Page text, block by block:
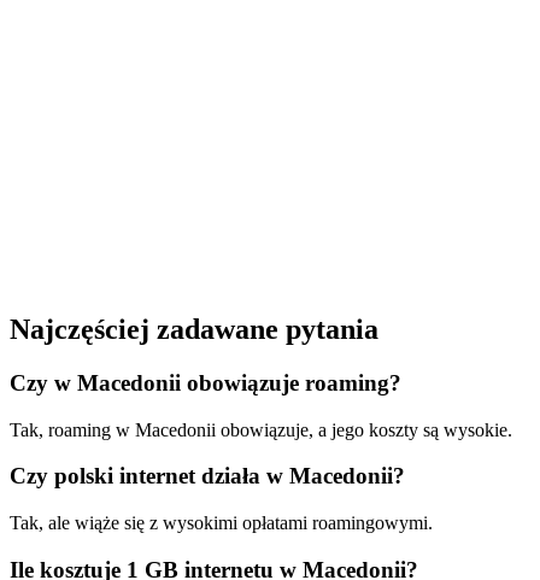
Najczęściej zadawane pytania
Czy w Macedonii obowiązuje roaming?
Tak, roaming w Macedonii obowiązuje, a jego koszty są wysokie.
Czy polski internet działa w Macedonii?
Tak, ale wiąże się z wysokimi opłatami roamingowymi.
Ile kosztuje 1 GB internetu w Macedonii?